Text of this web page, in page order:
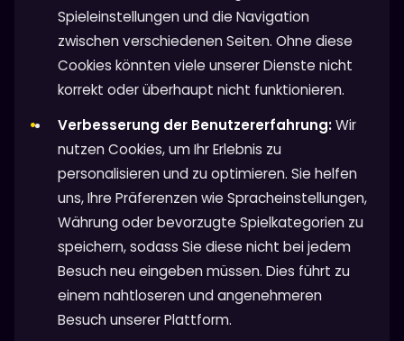
Spieleinstellungen und die Navigation
zwischen verschiedenen Seiten. Ohne diese
Cookies könnten viele unserer Dienste nicht
korrekt oder überhaupt nicht funktionieren.
Verbesserung der Benutzererfahrung:Wir
nutzen Cookies, um Ihr Erlebnis zu
personalisieren und zu optimieren. Sie helfen
uns, Ihre Präferenzen wie Spracheinstellungen,
Währung oder bevorzugte Spielkategorien zu
speichern, sodass Sie diese nicht bei jedem
Besuch neu eingeben müssen. Dies führt zu
einem nahtloseren und angenehmeren
Besuch unserer Plattform.